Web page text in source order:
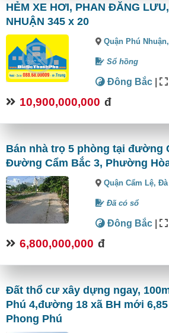
HẺM XE HƠI, PHAN ĐĂNG
NHUẬN 345 x 20
Quận Phú
Sổ hồng
Đông Bắc |
10,900,000,000 đ
Bán nhà trọ 5 phòng tại đường
Đường Cẩm Bắc 3, Phường
Quận Cẩm Lệ,Đà
Đã có sổ
Đông Bắc |
6,800,000,000 đ
Đất thổ cư xây dựng ngay,
Phú 4,đường 18 xã BH mới
Phong Phú